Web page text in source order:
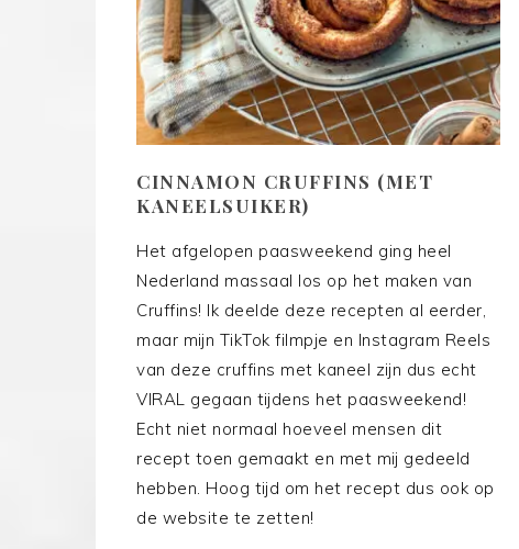
CINNAMON CRUFFINS (MET
KANEELSUIKER)
Het afgelopen paasweekend ging heel
Nederland massaal los op het maken van
Cruffins! Ik deelde deze recepten al eerder,
maar mijn TikTok filmpje en Instagram Reels
van deze cruffins met kaneel zijn dus echt
VIRAL gegaan tijdens het paasweekend!
Echt niet normaal hoeveel mensen dit
recept toen gemaakt en met mij gedeeld
hebben. Hoog tijd om het recept dus ook op
de website te zetten!